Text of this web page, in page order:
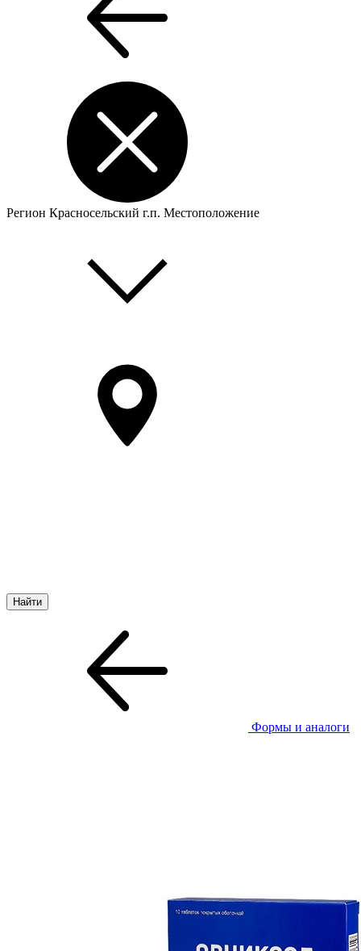
Регион Красносельский г.п. Местоположение
Формы и аналоги